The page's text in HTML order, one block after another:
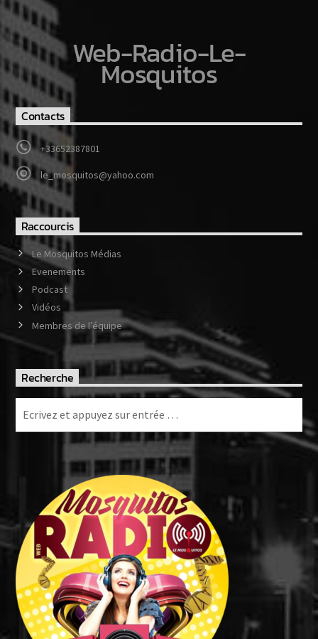
Web-Radio-Le-
Mosquitos
Contacts
+33652387801
le_mosquitos@yahoo.com
Raccourcis
Le Mosquitos Médias
Evenements
Podcast
Vidéos
Membres de l’équipe
Recherche